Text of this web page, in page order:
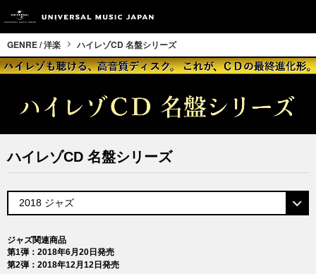
GENRE / 洋楽 ハイレゾCD 名盤シリーズ
ハイレゾCD 名盤シリーズ
ジャズ関連商品
第1弾：2018年6月20日発売
第2弾：2018年12月12日発売